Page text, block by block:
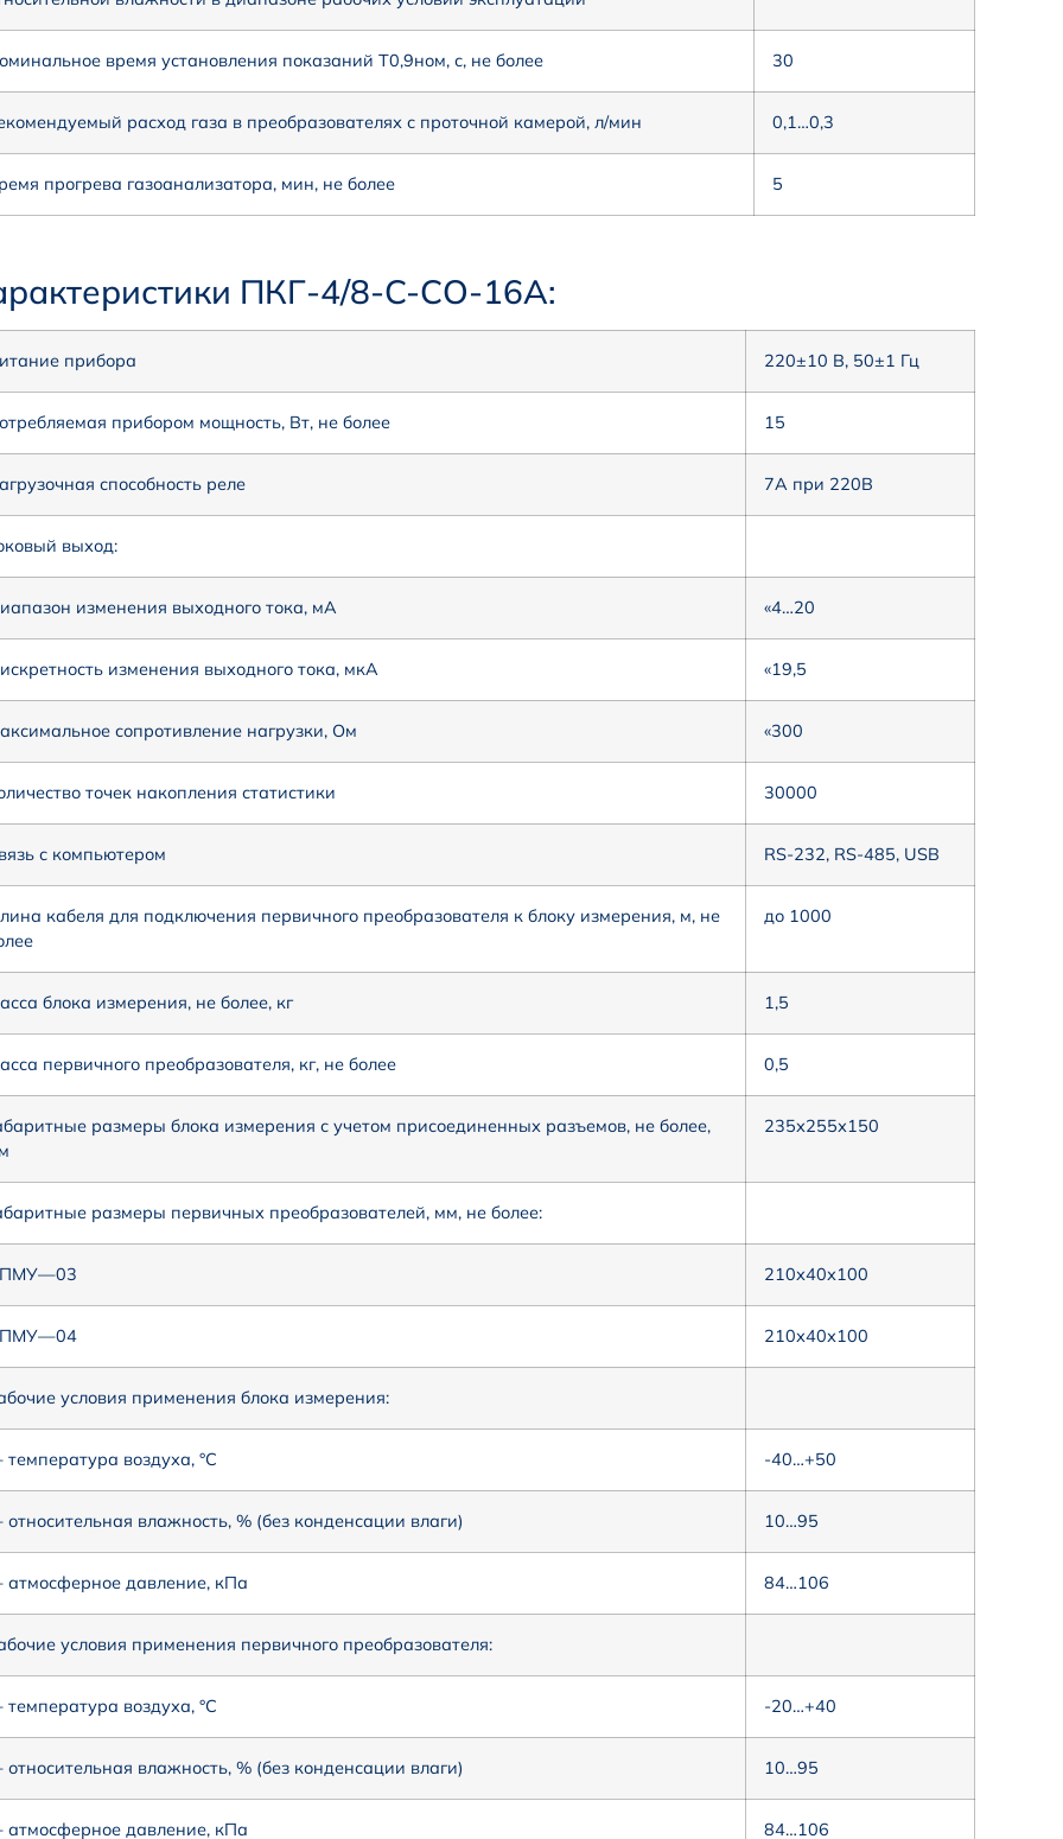
время установления показаний Т0,9ном, с, не более 30
расход газа в преобразователях с проточной камерой, л/мин 0,1…0,3
прогрева газоанализатора, мин, не более 5
ПКГ-4/8-C-СО-16А:
прибора 220±10 В, 50±1 Гц
прибором мощность, Вт, не более 15
способность реле 7A при 220B
выход:
изменения выходного тока, мА «4…20
изменения выходного тока, мкА «19,5
сопротивление нагрузки, Ом «300
точек накопления статистики 30000
с компьютером RS-232, RS-485, USB
кабеля для подключения первичного преобразователя к блоку измерения, м, не
до 1000
блока измерения, не более, кг 1,5
первичного преобразователя, кг, не более 0,5
размеры блока измерения с учетом присоединенных разъемов, не более,
235х255х150
размеры первичных преобразователей, мм, не более:
210х40х100
210х40х100
условия применения блока измерения:
воздуха, °С -40…+50
влажность, % (без конденсации влаги) 10…95
давление, кПа 84…106
условия применения первичного преобразователя:
воздуха, °С -20…+40
влажность, % (без конденсации влаги) 10…95
давление, кПа 84…106